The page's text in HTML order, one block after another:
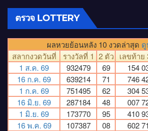
ตรวจ LOTTERY